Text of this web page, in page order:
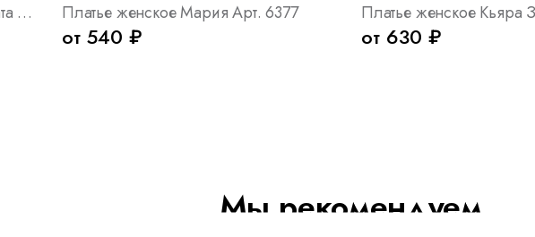
Платье домашнее женское Зайчата А Арт. 5277 Платье женское Мария Арт. 6377
от 540 ₽
Платье женское Кьяра
от 630 ₽
Мы рекомендуем